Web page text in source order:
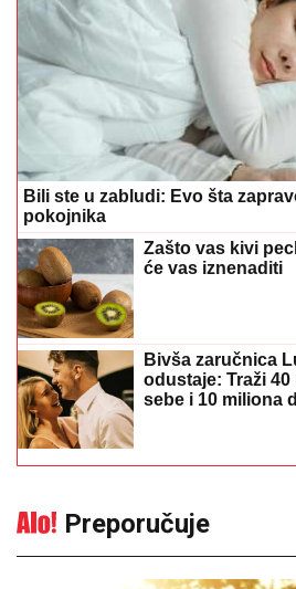
Bili ste u zabludi: Evo šta
pokojnika
Zašto vas kivi
će vas iznenaditi
Bivša zaručnica
odustaje: Traži
sebe i 10 miliona
Preporučuje